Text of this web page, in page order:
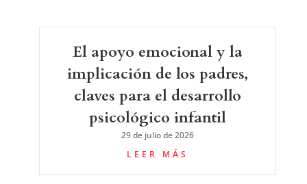
El apoyo emocional y la
implicación de los padres,
claves para el desarrollo
psicológico infantil
29 de julio de 2026
LEER MÁS